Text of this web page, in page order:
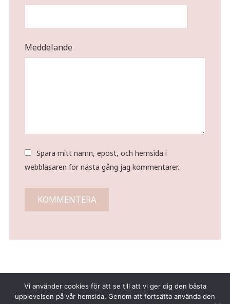
Meddelande
Spara mitt namn, epost, och hemsida i
webbläsaren för nästa gång jag kommentarer.
Vi använder cookies för att se till att vi ger dig den bästa
upplevelsen på vår hemsida. Genom att fortsätta använda den